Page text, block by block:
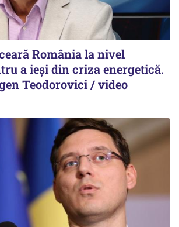
România la nivel
a ieși din criza energetică.
Teodorovici / video